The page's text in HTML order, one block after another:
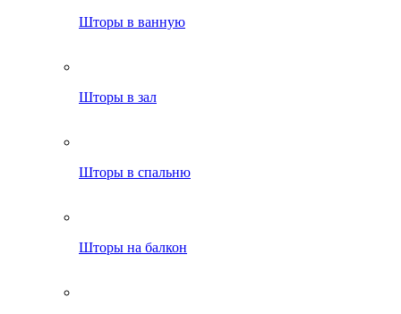
Шторы в ванную
Шторы в зал
Шторы в спальню
Шторы на балкон